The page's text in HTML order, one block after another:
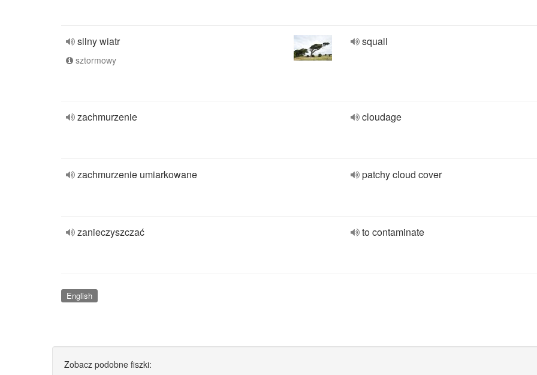
silny wiatr
sztormowy
squall
zachmurzenie cloudage
zachmurzenie umiarkowane patchy cloud cover
zanieczyszczać to contaminate
English
Zobacz podobne fiszki: